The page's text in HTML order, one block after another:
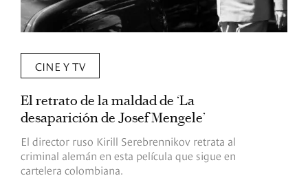
CINE Y TV
El retrato de la maldad de ‘La
desaparición de Josef Mengele’
El director ruso Kirill Serebrennikov retrata al
criminal alemán en esta película que sigue en
cartelera colombiana.